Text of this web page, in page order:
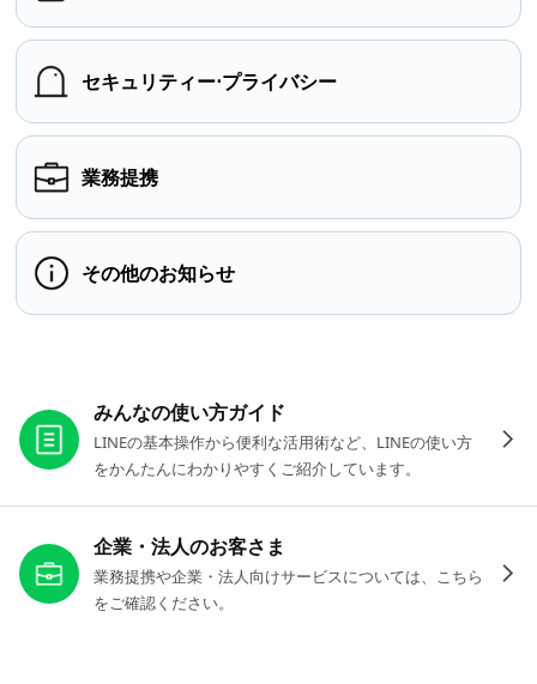
セキュリティー⋅プライバシー
業務提携
その他のお知らせ
みんなの使い方ガイド
LINEの基本操作から便利な活用術など、LINEの使い方
をかんたんにわかりやすくご紹介しています。
企業・法人のお客さま
業務提携や企業・法人向けサービスについては、こちら
をご確認ください。